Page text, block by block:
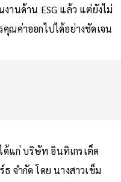
านด้าน ESG แล้ว แต่ยังไม่
ณค่าออกไปได้อย่างชัดเจน
ด้แก่ บริษัท อินทิเกรเต็ด
จำกัด โดย นางสาวเข็ม